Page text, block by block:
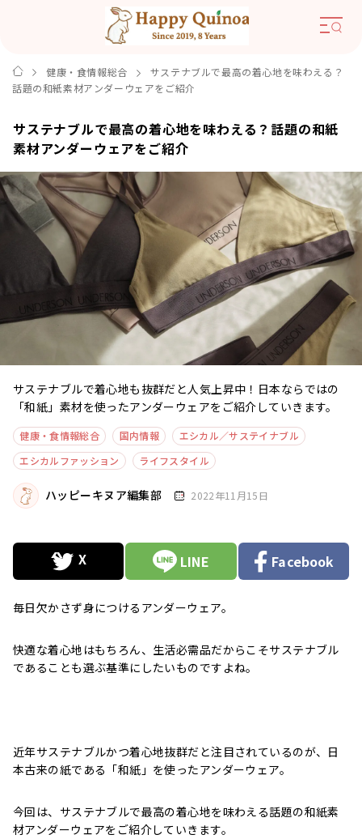
健康・食情報総合
サステナブルで最高の着心地を味わえる？
話題の和紙素材アンダーウェアをご紹介
サステナブルで最高の着心地を味わえる？話題の和紙
素材アンダーウェアをご紹介
サステナブルで着心地も抜群だと人気上昇中！日本ならではの
「和紙」素材を使ったアンダーウェアをご紹介していきます。
健康・食情報総合 国内情報
エシカル／サステイナブル
エシカルファッション
ライフスタイル
ハッピーキヌア編集部 2022年11月15日
LINE Facebook
毎日欠かさず身につけるアンダーウェア。
快適な着心地はもちろん、生活必需品だからこそサステナブル
であることも選ぶ基準にしたいものですよね。
近年サステナブルかつ着心地抜群だと注目されているのが、日
本古来の紙である「和紙」を使ったアンダーウェア。
今回は、サステナブルで最高の着心地を味わえる話題の和紙素
材アンダーウェアをご紹介していきます。